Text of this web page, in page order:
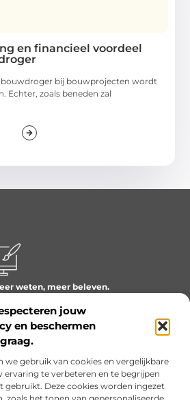
jouw
en beschermen
we gebruik van cookies en vergelijkbare
te verbeteren en te begrijpen
gebruikt. Deze cookies worden ingezet
en financieel voordeel
bouwdroger bij bouwprojecten wordt
Echter, zoals beneden zal
weten, meer beleven.
leven boeiend maakt.